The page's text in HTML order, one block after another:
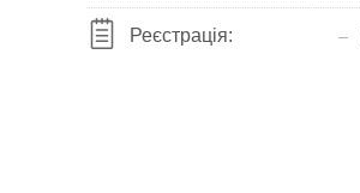
Реєстрація: